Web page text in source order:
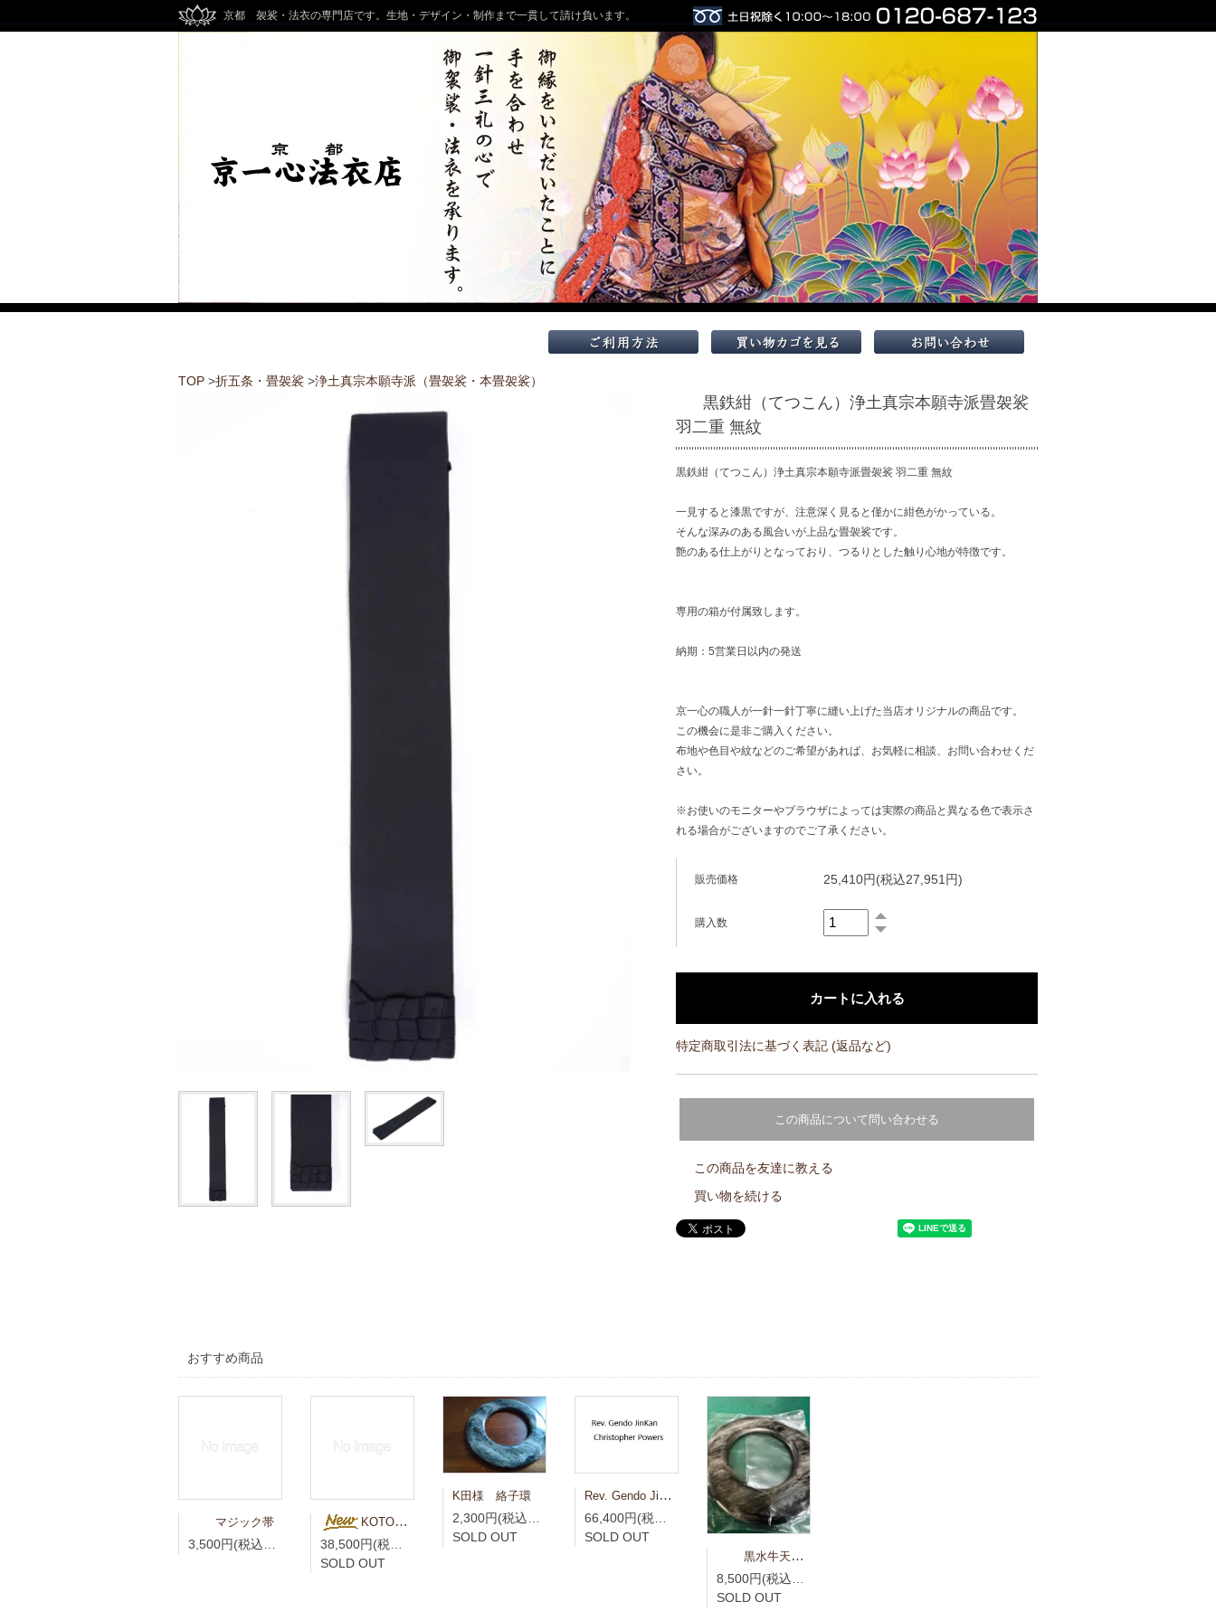
京都 袈裟・法衣の専門店です。生地・デザイン・制作まで一貫して請け負います。
TOP >折五条・畳袈裟 >浄土真宗本願寺派（畳袈裟・本畳袈裟）
黒鉄紺（てつこん）浄土真宗本願寺派畳袈裟
羽二重 無紋
黒鉄紺（てつこん）浄土真宗本願寺派畳袈裟 羽二重 無紋
一見すると漆黒ですが、注意深く見ると僅かに紺色がかっている。
そんな深みのある風合いが上品な畳袈裟です。
艶のある仕上がりとなっており、つるりとした触り心地が特徴です。
専用の箱が付属致します。
納期：5営業日以内の発送
京一心の職人が一針一針丁寧に縫い上げた当店オリジナルの商品です。
この機会に是非ご購入ください。
布地や色目や紋などのご希望があれば、お気軽に相談、お問い合わせくだ
さい。
※お使いのモニターやブラウザによっては実際の商品と異なる色で表示さ
れる場合がございますのでご了承ください。
販売価格 25,410円(税込27,951円)
購入数
特定商取引法に基づく表記 (返品など)
この商品について問い合わせる
この商品を友達に教える
買い物を続ける
おすすめ商品
マジック帯 KOTO様専用 青藍（せいらん）真言宗折五条 竹編柄 無紋
SOLD OUT
K田様 絡子環
2,300円(税込2,530円)
SOLD OUT
Rev. Gendo JinKan Christopher Powers
SOLD OUT
黒水牛天然 大絡子環
SOLD OUT